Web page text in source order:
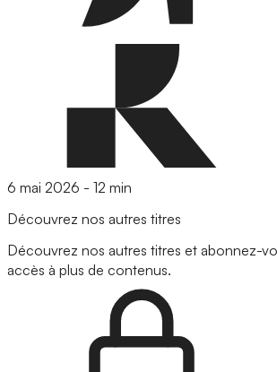
6 mai 2026 - 12 min
Découvrez nos autres titres
Découvrez nos autres titres et abonnez-
accès à plus de contenus.